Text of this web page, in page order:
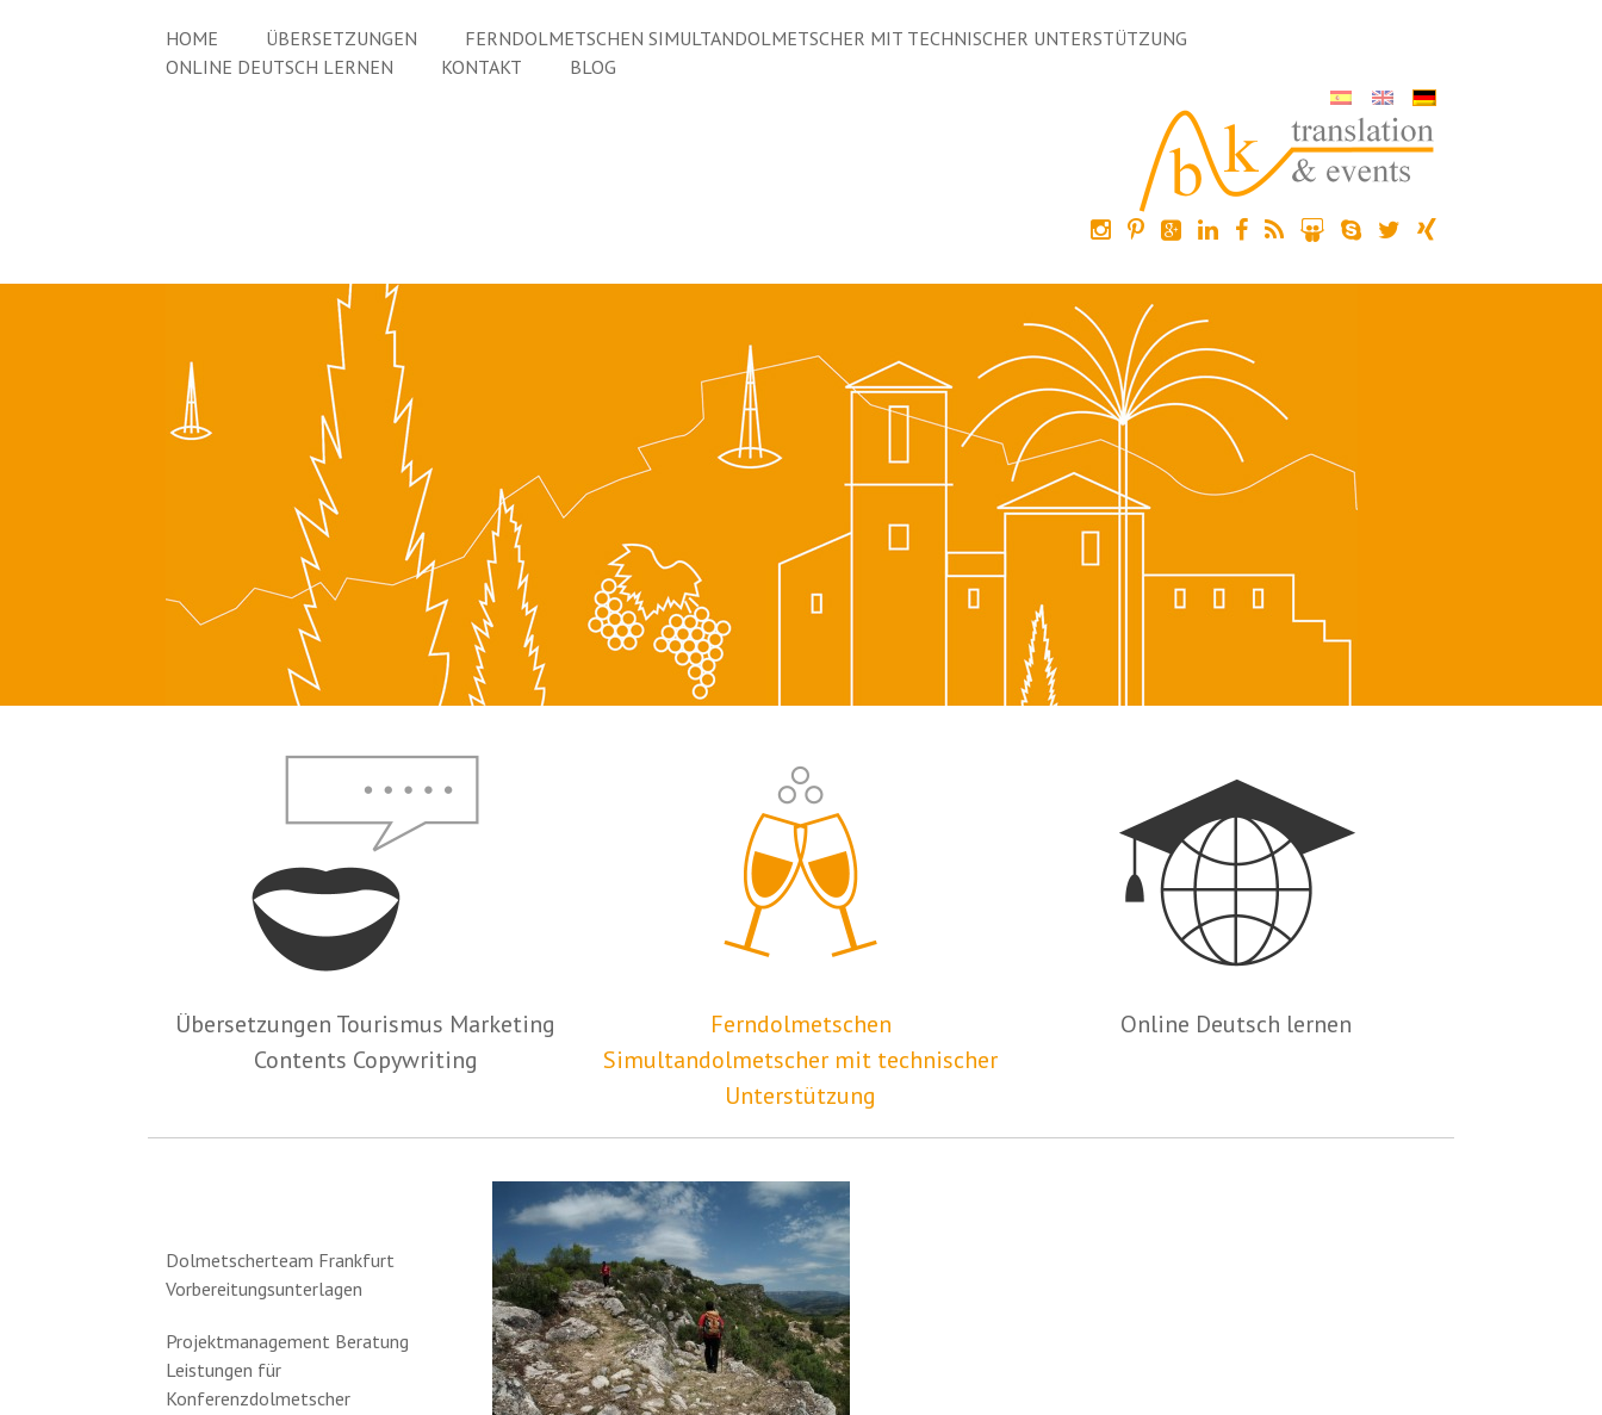
HOME ÜBERSETZUNGEN
FERNDOLMETSCHEN SIMULTANDOLMETSCHER MIT TECHNISCHER UNTERSTÜTZUNG
ONLINE DEUTSCH LERNEN
KONTAKT BLOG
Übersetzungen Tourismus Marketing
Contents Copywriting
Ferndolmetschen
Simultandolmetscher mit technischer
Unterstützung
Online Deutsch lernen
Dolmetscherteam Frankfurt
Vorbereitungsunterlagen
Projektmanagement Beratung
Leistungen für
Konferenzdolmetscher